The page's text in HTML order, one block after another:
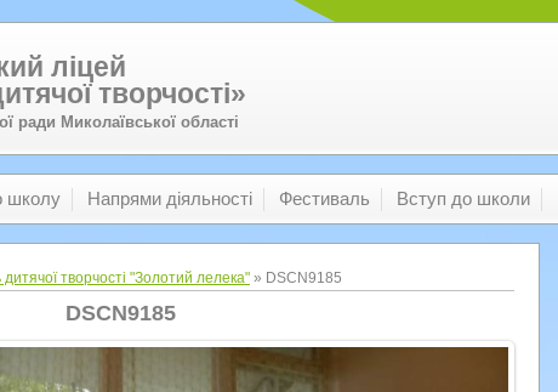
ліцей
творчості»
ради Миколаївської області
школу Напрями діяльності Фестиваль Вступ до школи
творчості "Золотий лелека" » DSCN9185
DSCN9185